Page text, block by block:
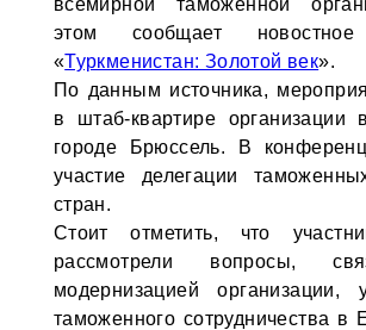
всемирной таможенной
этом сообщает новостное
«Туркменистан: Золотой век».
По данным источника,
в штаб-квартире организации
городе Брюссель. В
участие делегации
стран.
Стоит отметить, что
рассмотрели вопросы,
модернизацией организации,
таможенного сотрудничества в